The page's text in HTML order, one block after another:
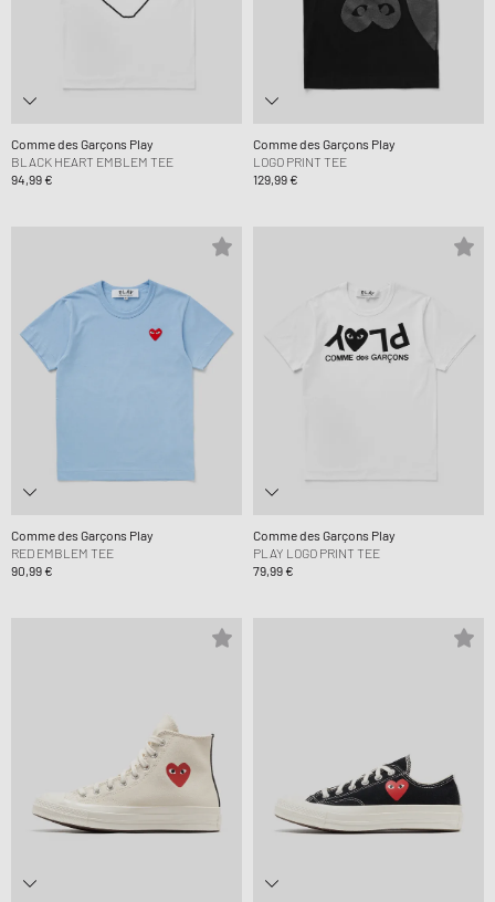
Comme des Garçons Play
BLACK HEART EMBLEM TEE
94,99 €
Comme des Garçons Play
LOGO PRINT TEE
129,99 €
Comme des Garçons Play
RED EMBLEM TEE
90,99 €
Comme des Garçons Play
PLAY LOGO PRINT TEE
79,99 €